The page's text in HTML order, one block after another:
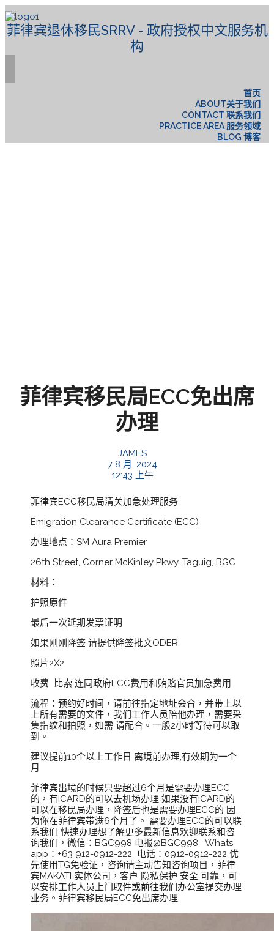
菲律宾退休移民SRRV - 政府授权中文服务机
构
首页
ABOUT关于我们
CONTACT 联系我们
PRACTICE AREA 服务领域
BLOG 博客
菲律宾移民局ECC免出席
办理
JAMES
7 8 月, 2024
12:43 上午
菲律宾ECC移民局清关加急处理服务
Emigration Clearance Certificate (ECC)
办理地点：SM Aura Premier
26th Street, Corner McKinley Pkwy, Taguig, BGC
材料：
护照原件
最后一次延期发票证明
如果刚刚降签 请提供降签批文ODER
照片2X2
收费 比索 连同政府ECC费用和贿赂官员加急费用
流程：预约好时间，请前往指定地址会合，并带上以
上所有需要的文件，我们工作人员陪他办理，需要采
集指纹和拍照，如需 请配合。一般2小时等待可以取
到。
建议提前10个以上工作日 离境前办理,有效期为一个
月
菲律宾出境的时候只要超过6个月是需要办理ECC
的，有ICARD的可以去机场办理 如果没有ICARD的
可以在移民局办理，降签后也是需要办理ECC的 因
为你在菲律宾带满6个月了。 需要办理ECC的可以联
系我们 快速办理想了解更多最新信息欢迎联系和咨
询我们，微信：BGC998 电报@BGC998 Whats
app：+63 912-0912-222 电话：0912-0912-222 优
先使用TG免验证，咨询请主动告知咨询项目，菲律
宾MAKATI 实体公司，客户 隐私保护 安全 可靠，可
以安排工作人员上门取件或前往我们办公室提交办理
业务。菲律宾移民局ECC免出席办理